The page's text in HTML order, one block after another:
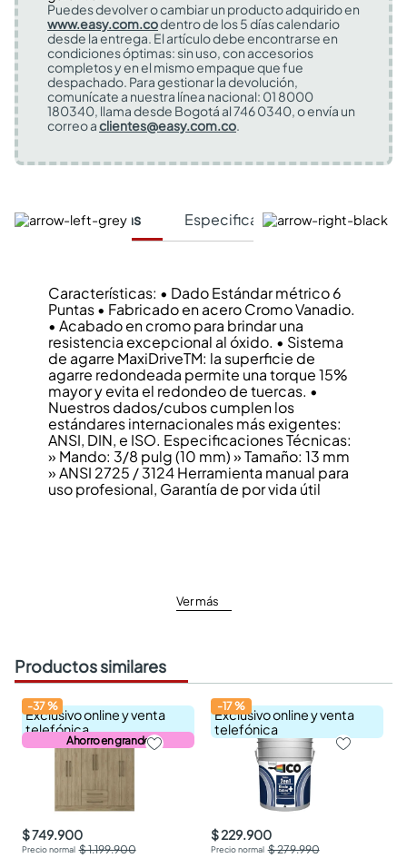
Puedes devolver o cambiar un producto adquirido en
www.easy.com.codentro de los 5 días calendario
desde la entrega. El artículo debe encontrarse en
condiciones óptimas: sin uso, con accesorios
completos y en el mismo empaque que fue
despachado. Para gestionar la devolución,
comunícate a nuestra línea nacional: 01 8000
180340, llama desde Bogotá al 746 0340, o envía un
correo aclientes@easy.com.co.
Características Especificaciones Técnicas
Características: • Dado Estándar métrico 6
Puntas • Fabricado en acero Cromo Vanadio.
• Acabado en cromo para brindar una
resistencia excepcional al óxido. • Sistema
de agarre MaxiDriveTM: la superficie de
agarre redondeada permite una torque 15%
mayor y evita el redondeo de tuercas. •
Nuestros dados/cubos cumplen los
estándares internacionales más exigentes:
ANSI, DIN, e ISO. Especificaciones Técnicas:
» Mando: 3/8 pulg (10 mm) » Tamaño: 13 mm
» ANSI 2725 / 3124 Herramienta manual para
uso profesional, Garantía de por vida útil
Ver más
Productos similares
Exclusivo online y venta
telefónica
Ahorro en grande
-37%
$ 749.900
$ 1.199.900
Exclusivo online y venta
telefónica
-17%
$ 229.900
$ 279.990